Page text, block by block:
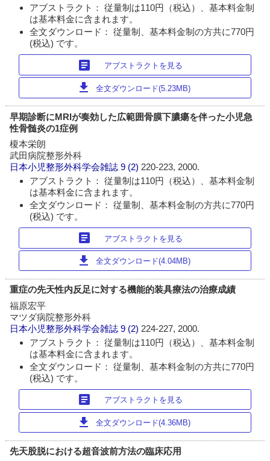
アブストラクト： 従量制は110円（税込）、基本料金制
は基本料金に含まれます。
全文ダウンロード： 従量制、基本料金制の方共に770円
(税込) です。
article アブストラクトを見る
download 全文ダウンロード(5.23MB)
早期診断にMRIが奏効した広範囲骨膜下膿瘍を伴った小児急
性骨髄炎の1症例
榎本栄朗
武田病院整形外科
日本小児整形外科学会雑誌 9 (2) 220-223, 2000.
アブストラクト： 従量制は110円（税込）、基本料金制
は基本料金に含まれます。
全文ダウンロード： 従量制、基本料金制の方共に770円
(税込) です。
article アブストラクトを見る
download 全文ダウンロード(4.04MB)
重症の先天性内反足に対する機能的装具療法の治療成績
福原宏平
マツダ病院整形外科
日本小児整形外科学会雑誌 9 (2) 224-227, 2000.
アブストラクト： 従量制は110円（税込）、基本料金制
は基本料金に含まれます。
全文ダウンロード： 従量制、基本料金制の方共に770円
(税込) です。
article アブストラクトを見る
download 全文ダウンロード(4.36MB)
先天股脱における超音波前方法の臨床応用